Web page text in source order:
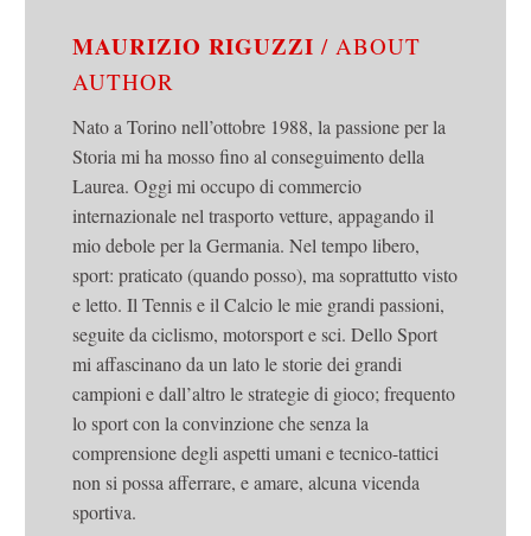
MAURIZIO RIGUZZI/ ABOUT
AUTHOR
Nato a Torino nell’ottobre 1988, la passione per la
Storia mi ha mosso fino al conseguimento della
Laurea. Oggi mi occupo di commercio
internazionale nel trasporto vetture, appagando il
mio debole per la Germania. Nel tempo libero,
sport: praticato (quando posso), ma soprattutto visto
e letto. Il Tennis e il Calcio le mie grandi passioni,
seguite da ciclismo, motorsport e sci. Dello Sport
mi affascinano da un lato le storie dei grandi
campioni e dall’altro le strategie di gioco; frequento
lo sport con la convinzione che senza la
comprensione degli aspetti umani e tecnico-tattici
non si possa afferrare, e amare, alcuna vicenda
sportiva.